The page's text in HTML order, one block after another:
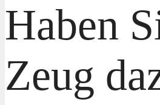
Haben
Zeug